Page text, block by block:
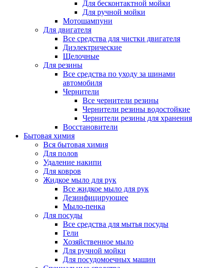
Для бесконтактной мойки
Для ручной мойки
Мотошампуни
Для двигателя
Все средства для чистки двигателя
Диэлектрические
Щелочные
Для резины
Все средства по уходу за шинами
автомобиля
Чернители
Все чернители резины
Чернители резины водостойкие
Чернители резины для хранения
Восстановители
Бытовая химия
Вся бытовая химия
Для полов
Удаление накипи
Для ковров
Жидкое мыло для рук
Все жидкое мыло для рук
Дезинфицирующее
Мыло-пенка
Для посуды
Все средства для мытья посуды
Гели
Хозяйственное мыло
Для ручной мойки
Для посудомоечных машин